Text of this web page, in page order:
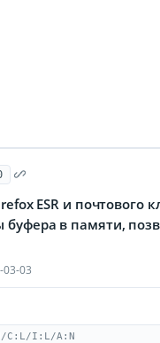
ESR и почтового
буфера в памяти,
03-03
C:L/I:L/A:N